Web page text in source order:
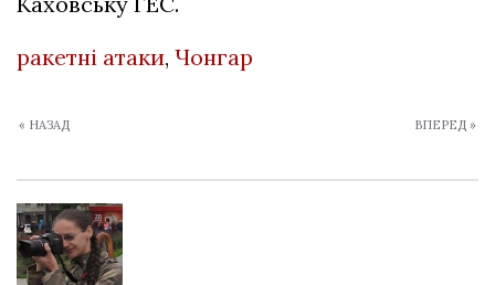
ракетні атаки, Чонгар
« НАЗАД ВПЕРЕД »